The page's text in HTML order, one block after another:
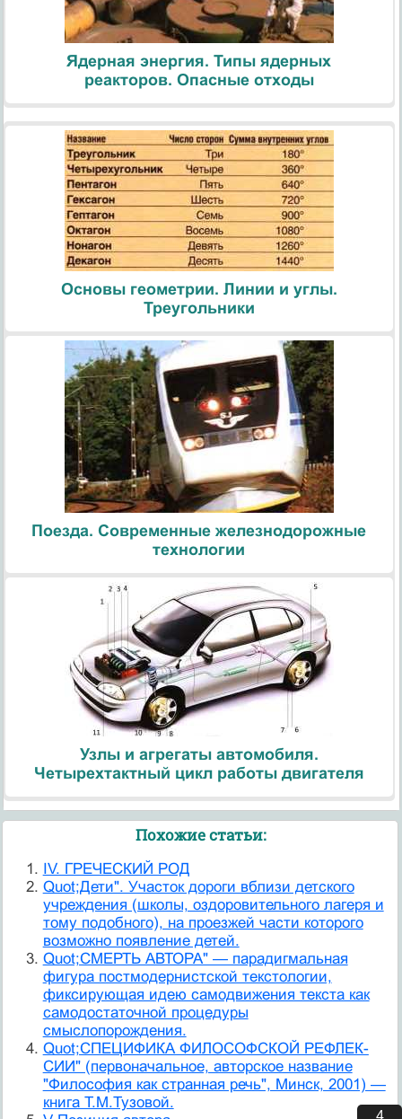
Ядерная энергия. Типы ядерных
реакторов. Опасные отходы
Основы геометрии. Линии и углы.
Треугольники
Поезда. Современные железнодорожные
технологии
Узлы и агрегаты автомобиля.
Четырехтактный цикл работы двигателя
Похожие статьи:
IV. ГРЕЧЕСКИЙ РОД
Quot;Дети". Участок дороги вблизи детского
учреждения (школы, оздоровительного лагеря и
тому подобного), на проезжей части которого
возможно появление детей.
Quot;СМЕРТЬ АВТОРА" — парадигмальная
фигура постмодернистской текстологии,
фиксирующая идею самодвижения текста как
самодостаточной процедуры
смыслопорождения.
Quot;СПЕЦИФИКА ФИЛОСОФСКОЙ РЕФЛЕК­
СИИ" (первоначальное, авторское название
"Филосо­фия как странная речь", Минск, 2001) —
книга Т.М.Тузовой.
3